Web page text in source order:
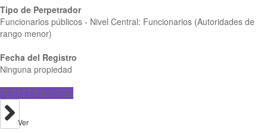
Tipo de Perpetrador
Funcionarios públicos - Nivel Central: Funcionarios (Autoridades de
rango menor)
Fecha del Registro
Ninguna propiedad
PERPETRADORES
Ver